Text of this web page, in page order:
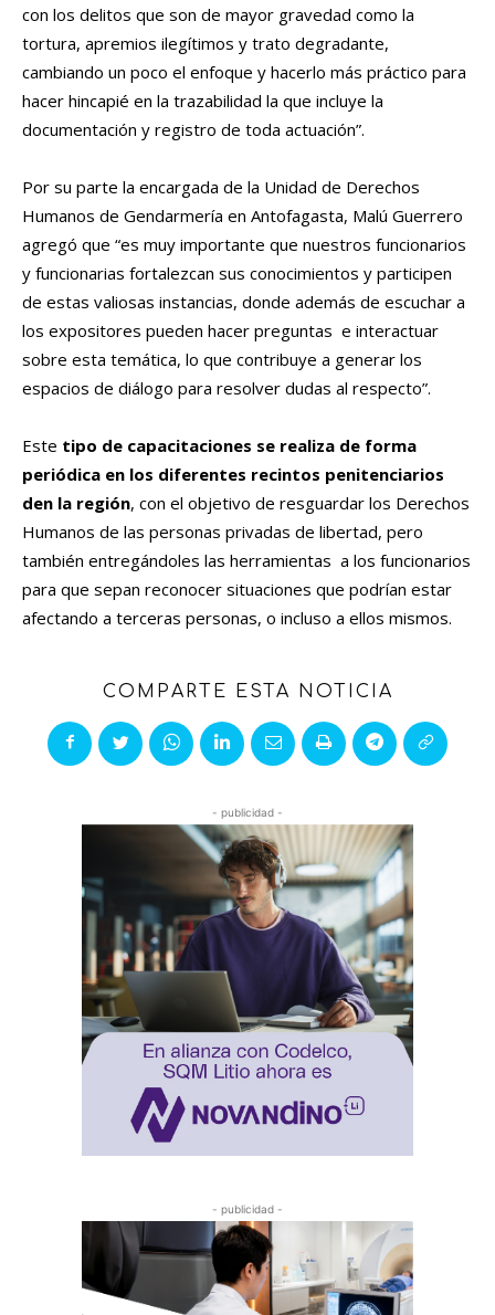
con los delitos que son de mayor gravedad como la
tortura, apremios ilegítimos y trato degradante,
cambiando un poco el enfoque y hacerlo más práctico para
hacer hincapié en la trazabilidad la que incluye la
documentación y registro de toda actuación”.
Por su parte la encargada de la Unidad de Derechos
Humanos de Gendarmería en Antofagasta, Malú Guerrero
agregó que “es muy importante que nuestros funcionarios
y funcionarias fortalezcan sus conocimientos y participen
de estas valiosas instancias, donde además de escuchar a
los expositores pueden hacer preguntas e interactuar
sobre esta temática, lo que contribuye a generar los
espacios de diálogo para resolver dudas al respecto”.
Este tipo de capacitaciones se realiza de forma
periódica en los diferentes recintos penitenciarios
den la región, con el objetivo de resguardar los Derechos
Humanos de las personas privadas de libertad, pero
también entregándoles las herramientas a los funcionarios
para que sepan reconocer situaciones que podrían estar
afectando a terceras personas, o incluso a ellos mismos.
COMPARTE ESTA NOTICIA
- publicidad -
- publicidad -